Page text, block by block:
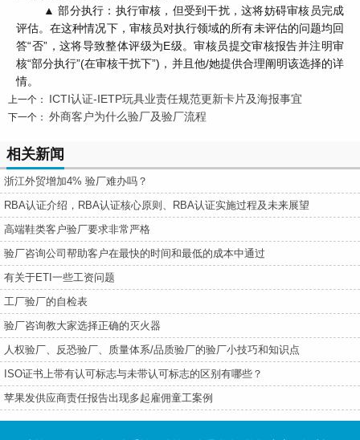
▲ 部分执行：执行审核，但受到干扰，这将妨碍审核员完成
评估。在这种情况下，审核员对执行领域的所有未评估的问题均回
答“否”，这将导致整体评级为E级。审核员提交审核报告并注明审
核“部分执行”(在审核干扰下”)，并且他/她提供合理阐明该选择的详
情。
上一个： ICTI认证-IETP玩具业责任规范更新卡片及海报事宜
下一个： 外商客户为什么验厂及验厂流程
相关新闻
浙江外贸增加4% 验厂难办吗？
RBA认证介绍，RBA认证核心原则、RBA认证实施过程及未来展望
高端鞋类客户验厂要求非常严格
验厂咨询公司帮助客户在最快的时间和最低的成本中通过
有关于ETI一些工资问题
工厂验厂的自检表
验厂咨询教大家选择正确的灭火器
人权验厂、反恐验厂、质量体系/品质验厂的验厂小技巧和知识点
ISO证书上带有认可标志与未带认可标志的区别有哪些？
苹果发供应商责任报告出现多起雇佣童工案例